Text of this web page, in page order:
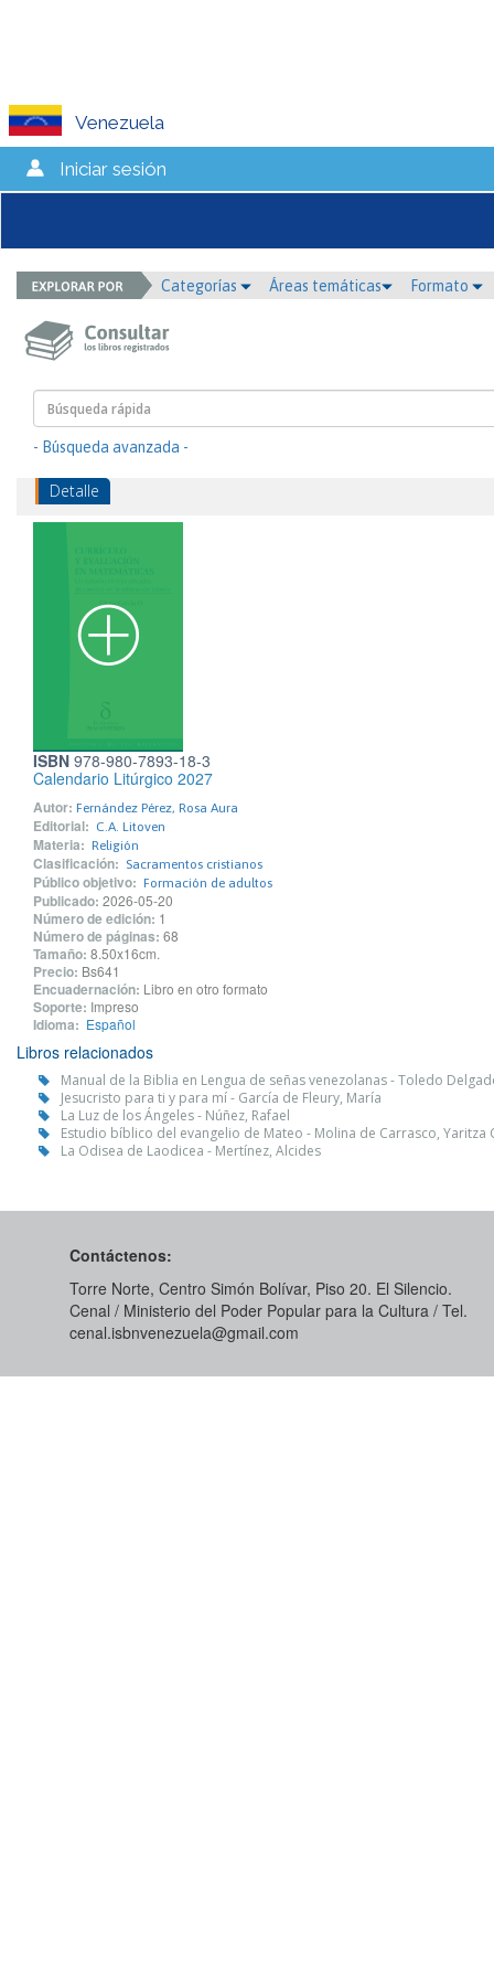
Venezuela
Iniciar sesión
Categorías Áreas temáticas Formato
- Búsqueda avanzada -
Detalle
ISBN 978-980-7893-18-3
Calendario Litúrgico 2027
Autor: Fernández Pérez, Rosa Aura
Editorial: C.A. Litoven
Materia: Religión
Clasificación: Sacramentos cristianos
Público objetivo: Formación de adultos
Publicado: 2026-05-20
Número de edición: 1
Número de páginas: 68
Tamaño: 8.50x16cm.
Precio: Bs641
Encuadernación: Libro en otro formato
Soporte: Impreso
Idioma: Español
Libros relacionados
Manual de la Biblia en Lengua de señas venezolanas - Toledo
Jesucristo para ti y para mí - García de Fleury, María
La Luz de los Ángeles - Núñez, Rafael
Estudio bíblico del evangelio de Mateo - Molina de Carrasco,
La Odisea de Laodicea - Mertínez, Alcides
Contáctenos:
Torre Norte, Centro Simón Bolívar, Piso 20. El Silencio.
Cenal / Ministerio del Poder Popular para la Cultura / Tel.
cenal.isbnvenezuela@gmail.com